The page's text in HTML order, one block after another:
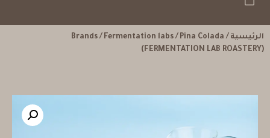
الرئيسية /
Brands/ Fermentation labs/ Pina Colada
(FERMENTATION LAB ROASTERY)